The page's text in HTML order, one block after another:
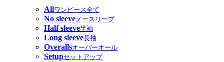
Allワンピース全て
No sleeveノースリーブ
Half sleeve半袖
Long sleeve長袖
Overallsオーバーオール
Setupセットアップ